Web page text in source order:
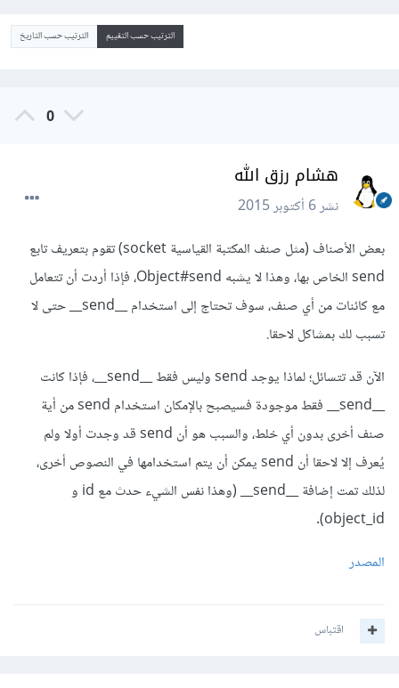
الترتيب حسب التقييم الترتيب حسب التاريخ
0
هشام رزق الله
نشر6 أكتوبر 2015
بعض الأصناف (مثل صنف المكتبة القياسية socket) تقوم بتعريف تابع
send الخاص بها، وهذا لا يشبه Object#send، فإذا أردت أن تتعامل
مع كائنات من أي صنف، سوف تحتاج إلى استخدام __send__ حتى لا
تسبب لك بمشاكل لاحقا.
الآن قد تتسائل؛ لماذا يوجد send وليس فقط __send__، فإذا كانت
__send__ فقط موجودة فسيصبح بالإمكان استخدام send من أية
صنف أخرى بدون أي خلط، والسبب هو أن send قد وجدت أولا ولم
يُعرف إلا لاحقا أن send يمكن أن يتم استخدامها في النصوص أخرى،
لذلك تمت إضافة __send__ (وهذا نفس الشيء حدث مع id و
object_id).
المصدر
اقتباس